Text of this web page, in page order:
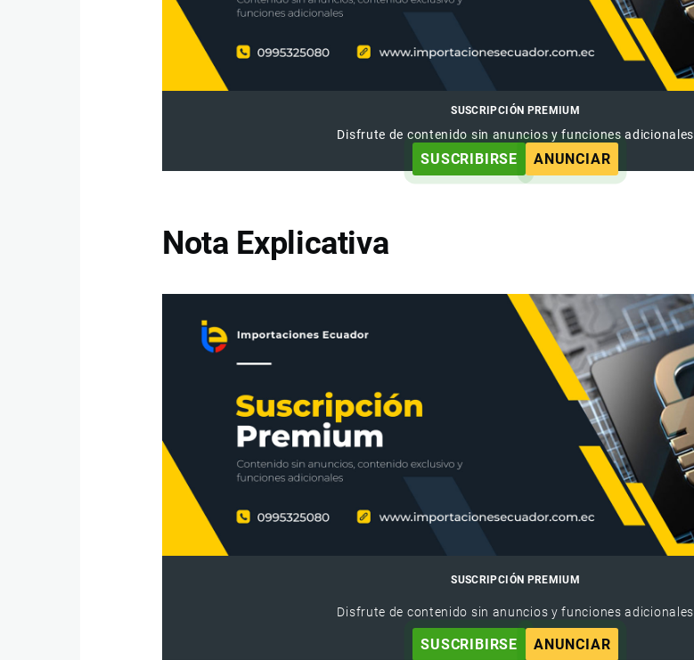
SUSCRIPCIÓN PREMIUM
Disfrute de contenido sin anuncios y funciones adicionales
SUSCRIBIRSE ANUNCIAR
Nota Explicativa
SUSCRIPCIÓN PREMIUM
Disfrute de contenido sin anuncios y funciones adicionales
SUSCRIBIRSE ANUNCIAR